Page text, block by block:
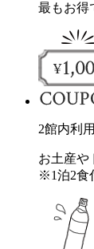
最もお得
2館内利
お土産や
※1泊2食